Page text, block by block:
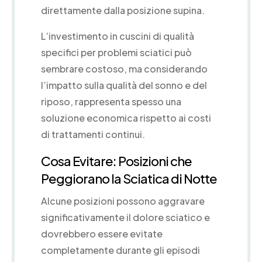
direttamente dalla posizione supina.
L’investimento in cuscini di qualità
specifici per problemi sciatici può
sembrare costoso, ma considerando
l’impatto sulla qualità del sonno e del
riposo, rappresenta spesso una
soluzione economica rispetto ai costi
di trattamenti continui.
Cosa Evitare: Posizioni che
Peggiorano la Sciatica di Notte
Alcune posizioni possono aggravare
significativamente il dolore sciatico e
dovrebbero essere evitate
completamente durante gli episodi